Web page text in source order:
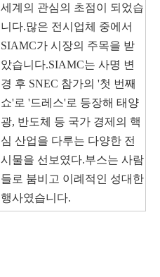
세계의 관심의 초점이 되었습
니다.많은 전시업체 중에서
SIAMC가 시장의 주목을 받
았습니다.SIAMC는 사명 변
경 후 SNEC 참가의 '첫 번째
쇼'로 '드레스'로 등장해 태양
광, 반도체 등 국가 경제의 핵
심 산업을 다루는 다양한 전
시물을 선보였다.부스는 사람
들로 붐비고 이례적인 성대한
행사였습니다.